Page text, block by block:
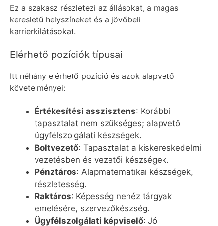
Ez a szakasz részletezi az állásokat, a magas
keresletű helyszíneket és a jövőbeli
karrierkilátásokat.
Elérhető pozíciók típusai
Itt néhány elérhető pozíció és azok alapvető
követelményei:
Értékesítési asszisztens: Korábbi
tapasztalat nem szükséges; alapvető
ügyfélszolgálati készségek.
Boltvezető: Tapasztalat a kiskereskedelmi
vezetésben és vezetői készségek.
Pénztáros: Alapmatematikai készségek,
részletesség.
Raktáros: Képesség nehéz tárgyak
emelésére, szervezőkészség.
Ügyfélszolgálati képviselő: Jó